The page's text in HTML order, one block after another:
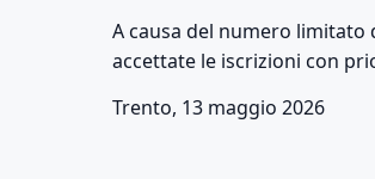
A causa del numero limitato
accettate le iscrizioni con
Trento, 13 maggio 2026